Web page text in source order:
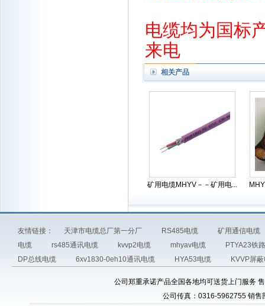
电缆均为国标
来电
相关产品
矿用电缆MHYV－－矿用电...
友情链接： 天津市电缆总厂第一分厂 RS485电缆
矿用通信电缆
电缆
rs485通讯电缆 kvvp2电缆 mhyav电缆
PTYA23铁
DP总线电缆
6xv1830-0eh10通讯电缆 HYA53电缆 KVVP屏
公司郑重承诺产品全国各地均可送货上门服务
公司传真：0316-5962755 销